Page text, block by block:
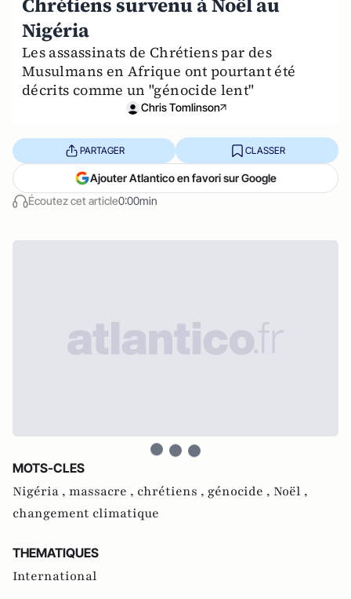
Nigéria
Les assassinats de Chrétiens par des
Musulmans en Afrique ont pourtant été
décrits comme un "génocide lent"
Chris Tomlinson
Écoutez cet article0:00min
PARTAGER CLASSER
Ajouter Atlantico en favori sur Google
MOTS-CLES
Nigéria , massacre , chrétiens , génocide , Noël ,
changement climatique
THEMATIQUES
International